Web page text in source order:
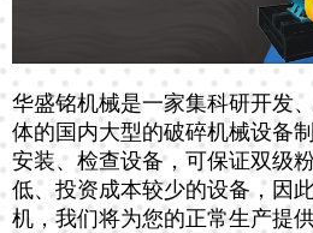
华盛铭机械是一家集科研开发
体的国内大型的破碎机械设备
安装、检查设备，可保证双级
低、投资成本较少的设备，因
机，我们将为您的正常生产提